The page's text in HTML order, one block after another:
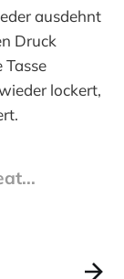
ausdehnt
Druck
lockert,